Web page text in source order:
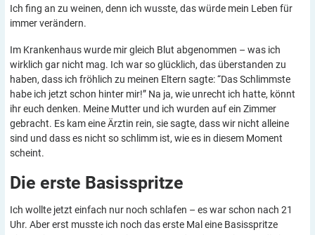
Ich fing an zu weinen, denn ich wusste, das würde mein Leben für
immer verändern.
Im Krankenhaus wurde mir gleich Blut abgenommen – was ich
wirklich gar nicht mag. Ich war so glücklich, das überstanden zu
haben, dass ich fröhlich zu meinen Eltern sagte: “Das Schlimmste
habe ich jetzt schon hinter mir!” Na ja, wie unrecht ich hatte, könnt
ihr euch denken. Meine Mutter und ich wurden auf ein Zimmer
gebracht. Es kam eine Ärztin rein, sie sagte, dass wir nicht alleine
sind und dass es nicht so schlimm ist, wie es in diesem Moment
scheint.
Die erste Basisspritze
Ich wollte jetzt einfach nur noch schlafen – es war schon nach 21
Uhr. Aber erst musste ich noch das erste Mal eine Basisspritze